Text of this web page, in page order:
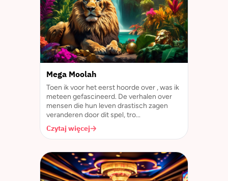
Mega Moolah
Toen ik voor het eerst hoorde over , was ik
meteen gefascineerd. De verhalen over
mensen die hun leven drastisch zagen
veranderen door dit spel, tro...
Czytaj więcej